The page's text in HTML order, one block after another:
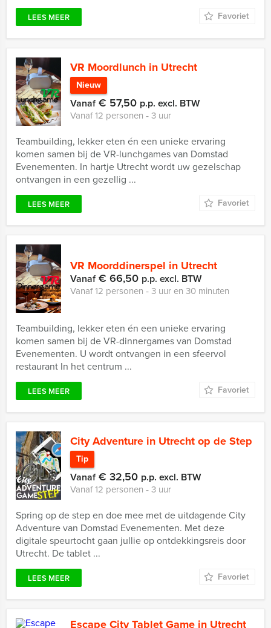
LEES MEER Favoriet
VR Moordlunch in Utrecht
Nieuw
Vanaf€ 57,50 p.p. excl. BTW
Vanaf 12 personen ‐ 3 uur
Teambuilding, lekker eten én een unieke ervaring
komen samen bij de VR-lunchgames van Domstad
Evenementen. In hartje Utrecht wordt uw gezelschap
ontvangen in een gezellig ...
LEES MEER Favoriet
VR Moorddinerspel in Utrecht
Vanaf€ 66,50 p.p. excl. BTW
Vanaf 12 personen ‐ 3 uur en 30 minuten
Teambuilding, lekker eten én een unieke ervaring
komen samen bij de VR-dinnergames van Domstad
Evenementen. U wordt ontvangen in een sfeervol
restaurant In het centrum ...
LEES MEER Favoriet
City Adventure in Utrecht op de Step
Tip
Vanaf€ 32,50 p.p. excl. BTW
Vanaf 12 personen ‐ 3 uur
Spring op de step en doe mee met de uitdagende City
Adventure van Domstad Evenementen. Met deze
digitale speurtocht gaan jullie op ontdekkingsreis door
Utrecht. De tablet ...
LEES MEER Favoriet
Escape City Tablet Game in Utrecht